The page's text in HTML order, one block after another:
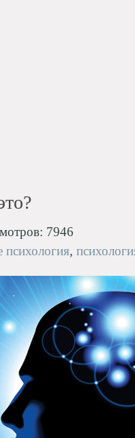
7946
психология,